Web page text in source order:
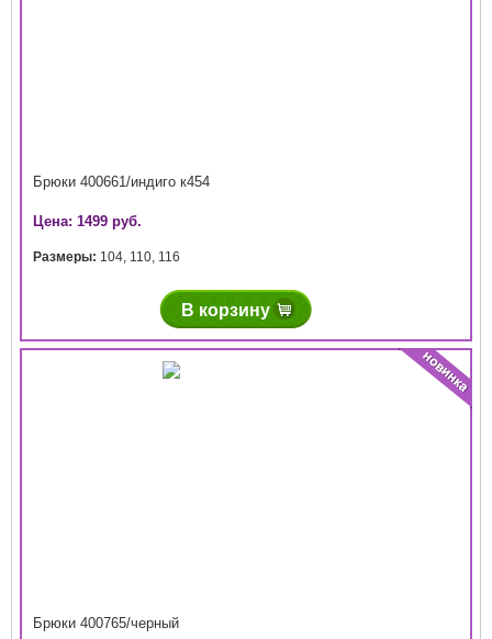
Брюки 400661/индиго к454
Цена: 1499 руб.
Размеры: 104, 110, 116
В корзину
Брюки 400765/черный